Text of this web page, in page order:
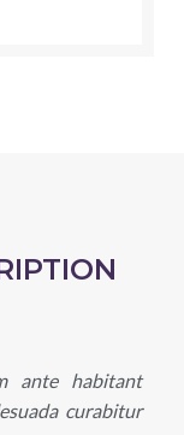
ante habitant
curabitur